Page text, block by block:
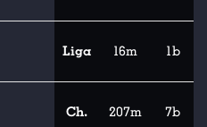
Liga 16m 1b
Ch. 207m 7b